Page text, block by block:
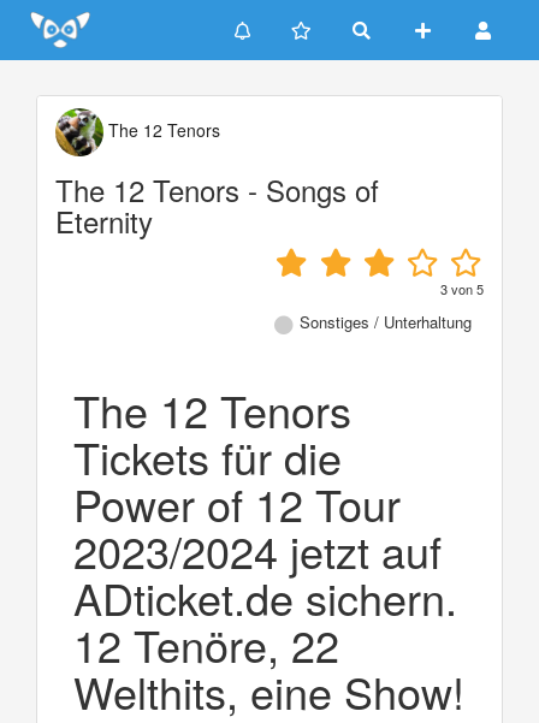
Update cookies preferences
The 12 Tenors
The 12 Tenors - Songs of
Eternity
3von5
Sonstiges / Unterhaltung
The 12 Tenors
Tickets für die
Power of 12 Tour
2023/2024 jetzt auf
ADticket.de sichern.
12 Tenöre, 22
Welthits, eine Show!